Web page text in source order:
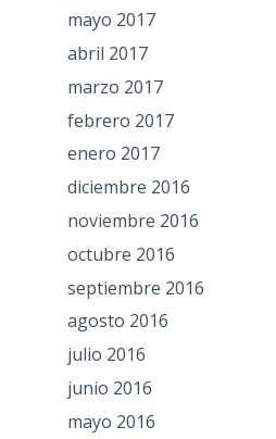
mayo 2017
abril 2017
marzo 2017
febrero 2017
enero 2017
diciembre 2016
noviembre 2016
octubre 2016
septiembre 2016
agosto 2016
julio 2016
junio 2016
mayo 2016